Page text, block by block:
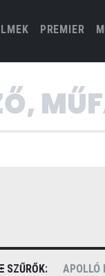
(CURRENT)
PREMIER
SZŰRŐK: APOLLÓ